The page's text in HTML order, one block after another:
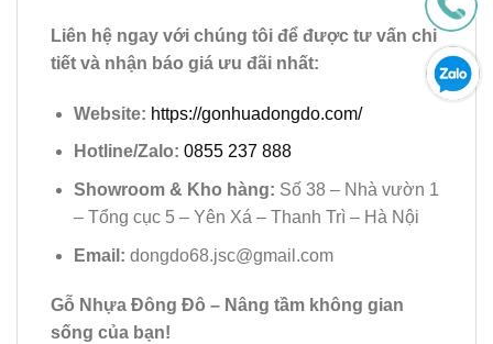
Liên hệ ngay với chúng tôi để được tư vấn chi
tiết và nhận báo giá ưu đãi nhất:
Website: https://gonhuadongdo.com/
Hotline/Zalo: 0855 237 888
Showroom & Kho hàng: Số 38 – Nhà vườn 1
– Tổng cục 5 – Yên Xá – Thanh Trì – Hà Nội
Email: dongdo68.jsc@gmail.com
Gỗ Nhựa Đông Đô – Nâng tầm không gian
sống của bạn!